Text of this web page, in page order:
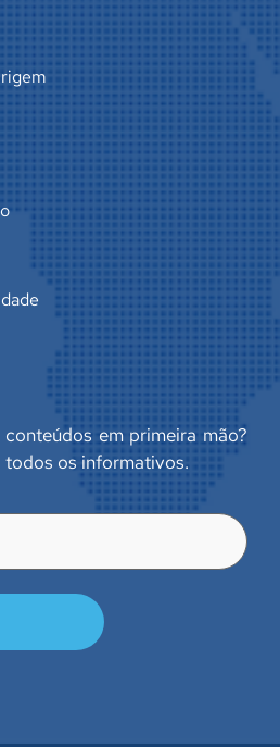
em primeira mão?
todos os informativos.